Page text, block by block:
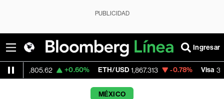
PUBLICIDAD
Ingresar
+0.60% ETH/USD 1,867.313 -0.78% Visa 365.54 -
MÉXICO